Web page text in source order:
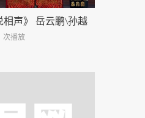
相声》 岳云鹏\孙越
次播放